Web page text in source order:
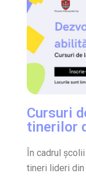
Cursuri
tinerilor
În cadrul
tineri lideri